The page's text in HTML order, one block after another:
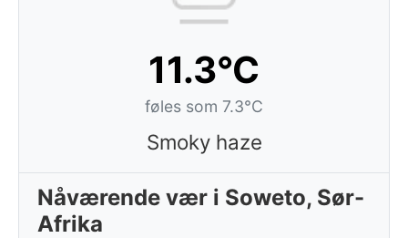
11.3°C
føles som 7.3°C
Smoky haze
Nåværende vær i Soweto, Sør-
Afrika